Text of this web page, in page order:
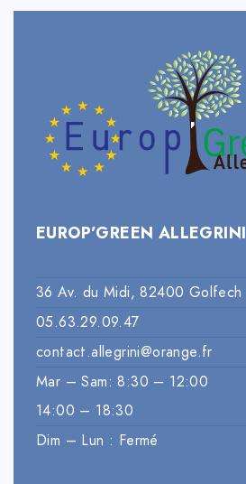
EUROP’GREEN ALLEGRINI
36 Av. du Midi, 82400 Golfech
05.63.29.09.47
contact.allegrini@orange.fr
Mar – Sam: 8:30 – 12:00
14:00 – 18:30
Dim – Lun : Fermé